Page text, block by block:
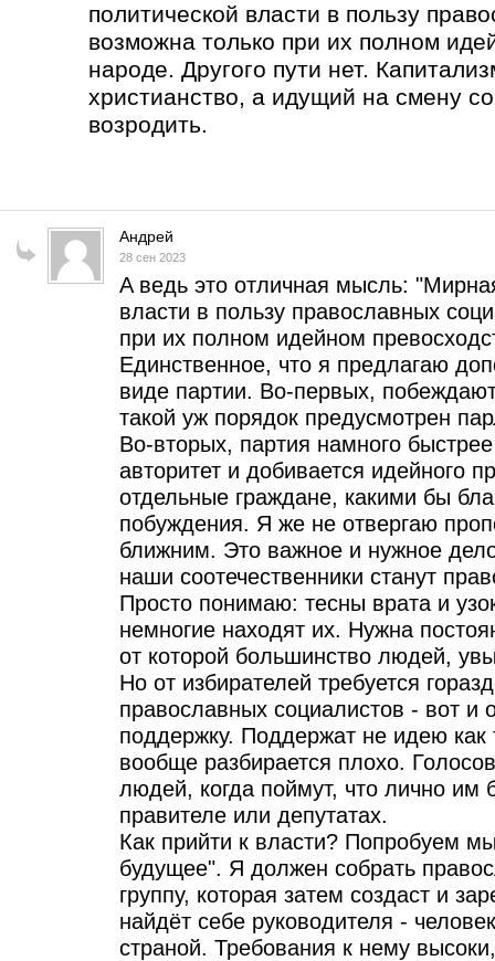
политической власти в пользу
возможна только при их полном
народе. Другого пути нет.
христианство, а идущий на смену
возродить.
Андрей
28 сен 2023
A ведь это отличная мысль:
власти в пользу православных
при их полном идейном
Единственное, что я предлагаю
виде партии. Во-первых,
такой уж порядок предусмотрен
Во-вторых, партия намного
авторитет и добивается идейного
отдельные граждане, какими бы
побуждения. Я же не отвергаю
ближним. Это важное и нужное
наши соотечественники станут
Просто понимаю: тесны врата и
немногие находят их. Нужна
от которой большинство людей,
Но от избирателей требуется
православных социалистов - вот и
поддержку. Поддержат не идею
вообще разбирается плохо.
людей, когда поймут, что лично им
правителе или депутатах.
Как прийти к власти? Попробуем
будущее". Я должен собрать
группу, которая затем создаст и
найдёт себе руководителя -
страной. Требования к нему